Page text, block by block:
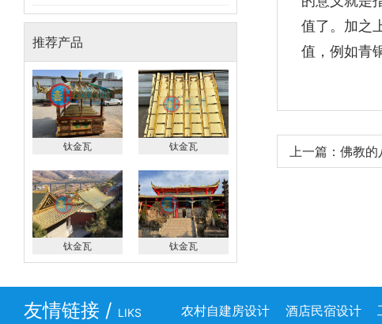
值了。加之
值，例如青
上一篇：佛教的
推荐产品
钛金瓦 钛金瓦
钛金瓦 钛金瓦
友情链接 / LIKS 农村自建房设计 酒店民宿设计